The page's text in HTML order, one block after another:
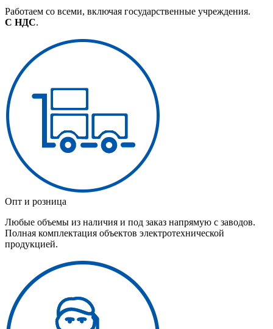
Работаем со всеми, включая государственные учреждения.
С НДС.
Опт и розница
Любые объемы из наличия и под заказ напрямую с заводов.
Полная комплектация объектов электротехнической
продукцией.